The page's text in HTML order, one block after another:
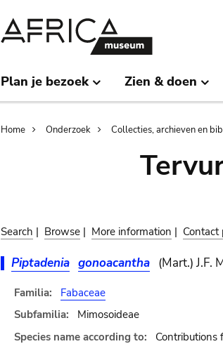
Plan je bezoek Zien & doen
Breadcrumb
Home Onderzoek Collecties, archieven en
Search | Browse | More information | Contact
Piptadenia gonoacantha (Mart.) J.F.
Familia:
Fabaceae
Subfamilia:
Mimosoideae
Species name according to:
Contributions